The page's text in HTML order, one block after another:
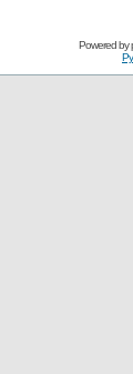
Powered by